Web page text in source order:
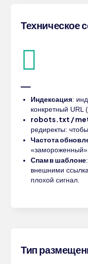
Техническое
Индексация:
конкретный URL
robots.txt /
редиректы:
Частота
Спам в шаблоне
внешними
плохой сигнал.
Тип